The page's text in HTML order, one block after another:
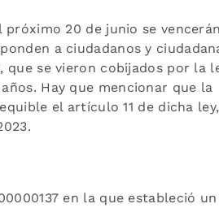
20 de junio se
a ciudadanos y
que se vieron cobijados por la
Hay que mencionar que la
el artículo 11 de dicha ley,
en la que estableció un